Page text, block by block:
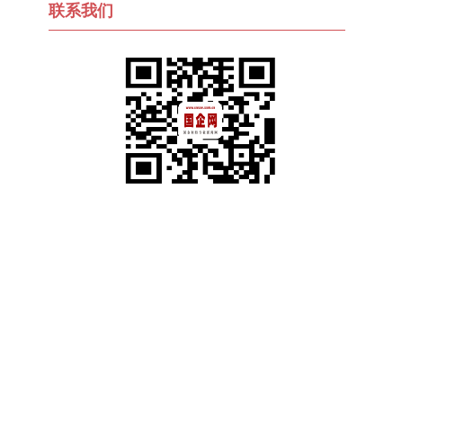
联系我们